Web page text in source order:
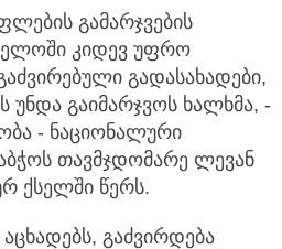
გამარჯვების
კიდევ უფრო
გადასახადები,
უნდა გაიმარჯვოს ხალხმა, -
- ნაციონალური
თავმჯდომარე ლევან
ქსელში წერს.
გაძვირდება